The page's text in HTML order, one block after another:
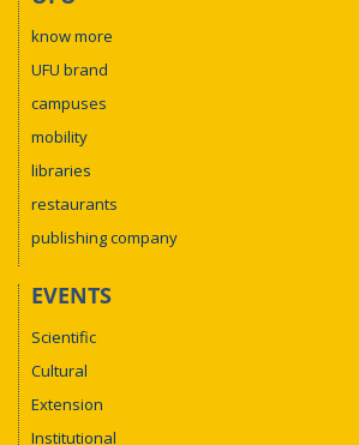
14h00 –
18h00
know more
UFU brand
campuses
mobility
libraries
restaurants
publishing company
EVENTS
Scientific
Cultural
Extension
Institutional